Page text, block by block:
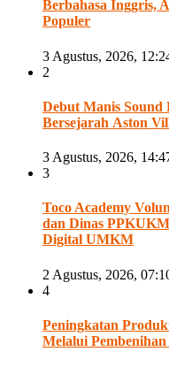
Berbahasa Inggris,
Populer
3 Agustus, 2026,
2
Debut Manis Sound
Bersejarah Aston
3 Agustus, 2026,
3
Toco Academy
dan Dinas
Digital UMKM
2 Agustus, 2026,
4
Peningkatan
Melalui